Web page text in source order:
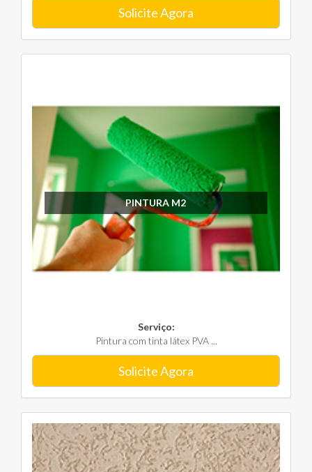
Solicite Agora
PINTURA M2
Serviço:
Pintura com tinta látex PVA ...
Solicite Agora